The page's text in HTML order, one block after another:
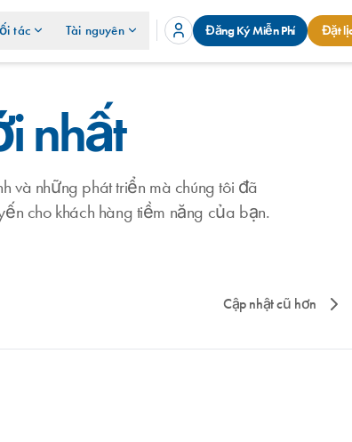
tác Tài nguyên Đăng Ký Miễn Phí Đặt
nhất
và những phát triển mà chúng tôi đã
cho khách hàng tiềm năng của bạn.
Cập nhật cũ hơn